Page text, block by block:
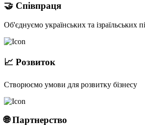
🤝 Співпраця
Об'єднуємо українських та ізраїльських
📈 Розвиток
Створюємо умови для розвитку бізнесу
🌐 Партнерство